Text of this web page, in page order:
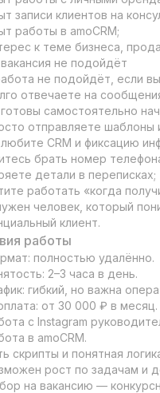
записи клиентов на
работы в amoCRM;
к теме бизнеса,
не подойдёт
не подойдёт, если
отвечаете на
самостоятельно
отправляете шаблоны
CRM и фиксацию
брать номер
детали в переписках;
работать «когда
человек, который
клиент.
работы
полностью удалённо.
2–3 часа в день.
гибкий, но важна
от 30 000 ₽ в месяц.
с Instagram
в amoCRM.
скрипты и понятная
рост по задачам и
на вакансию —